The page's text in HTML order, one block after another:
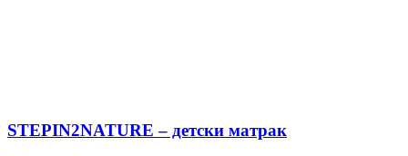
STEPIN2NATURE – детски матрак